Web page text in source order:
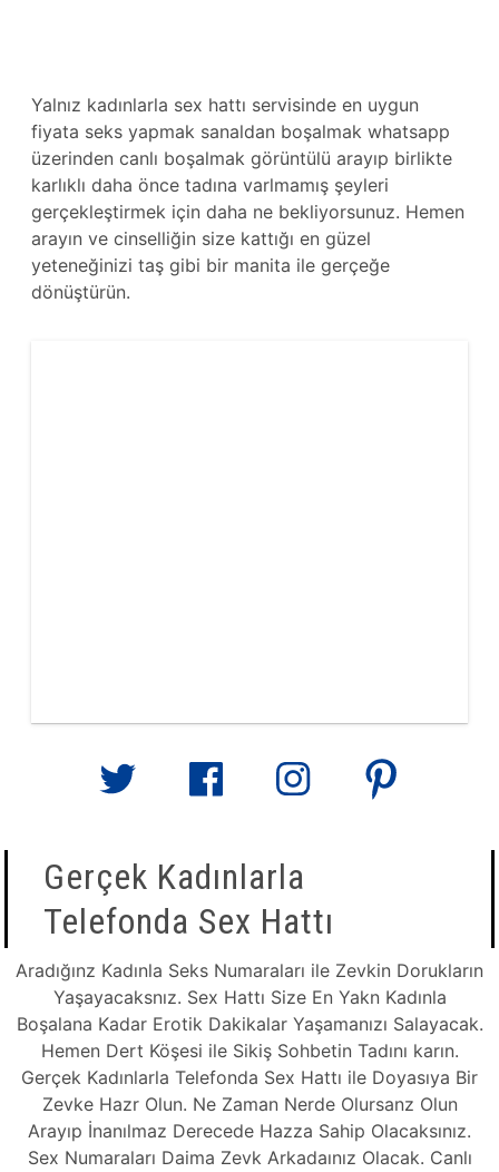
Yalnız kadınlarla sex hattı servisinde en uygun
fiyata seks yapmak sanaldan boşalmak whatsapp
üzerinden canlı boşalmak görüntülü arayıp birlikte
karlıklı daha önce tadına varlmamış şeyleri
gerçekleştirmek için daha ne bekliyorsunuz. Hemen
arayın ve cinselliğin size kattığı en güzel
yeteneğinizi taş gibi bir manita ile gerçeğe
dönüştürün.
Gerçek Kadınlarla
Telefonda Sex Hattı
Aradığınz Kadınla Seks Numaraları ile Zevkin Dorukların
Yaşayacaksnız. Sex Hattı Size En Yakn Kadınla
Boşalana Kadar Erotik Dakikalar Yaşamanızı Salayacak.
Hemen Dert Köşesi ile Sikiş Sohbetin Tadını karın.
Gerçek Kadınlarla Telefonda Sex Hattı ile Doyasıya Bir
Zevke Hazr Olun. Ne Zaman Nerde Olursanz Olun
Arayıp İnanılmaz Derecede Hazza Sahip Olacaksınız.
Sex Numaraları Daima Zevk Arkadaınız Olacak. Canlı